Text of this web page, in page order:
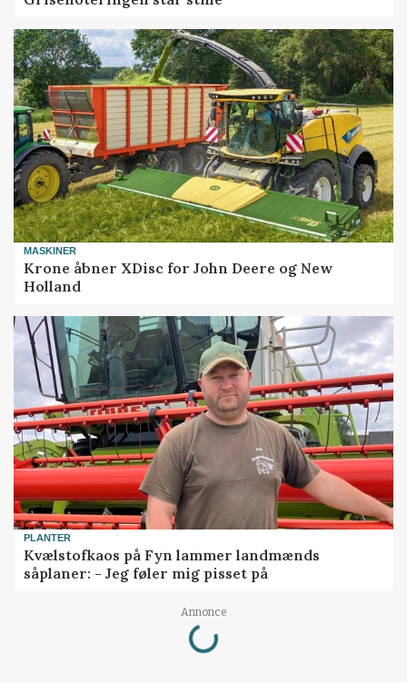
MASKINER
Krone åbner XDisc for John Deere og New
Holland
PLANTER
Kvælstofkaos på Fyn lammer landmænds
såplaner: - Jeg føler mig pisset på
Annonce
Loading...